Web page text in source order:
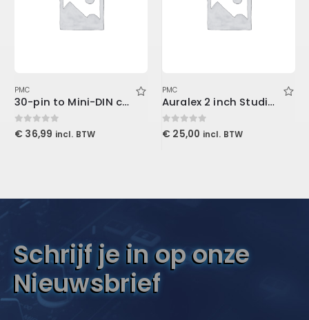
PMC
30-pin to Mini-DIN cable
0out of 5
€ 36,99 incl. BTW
PMC
Auralex 2 inch Studiofoam-T
0out of 5
€ 25,00 incl. BTW
Schrijf je in op onze
Nieuwsbrief